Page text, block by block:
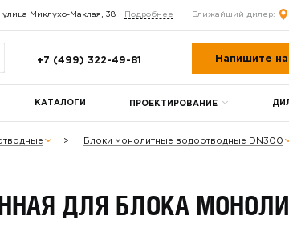
Миклухо-Маклая, 38 Подробнее Ближайший дилер:
+7 (499) 322-49-81 Напишите
КАТАЛОГИ ПРОЕКТИРОВАНИЕ
Блоки монолитные водоотводные DN300
ДЛЯ БЛОКА